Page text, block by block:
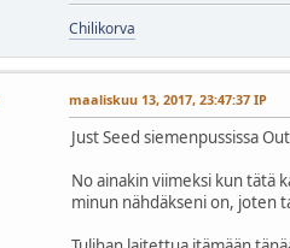
Chilikorva
maaliskuu 13, 2017, 23:47:37 IP
Just Seed siemenpussissa
No ainakin viimeksi kun tätä
minun nähdäkseni on, joten